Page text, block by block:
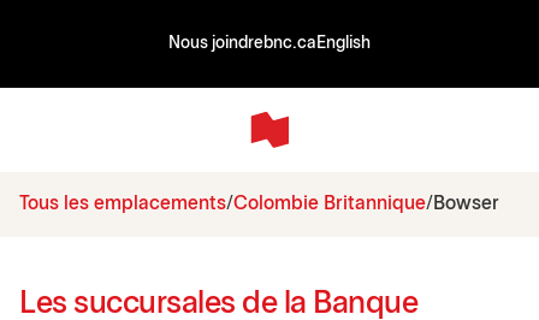
Nous joindrebnc.ca English
Tous les emplacements Colombie Britannique Bowser
Les succursales de la Banque